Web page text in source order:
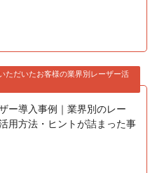
ただいたお客様の業界別レーザー活
ー導入事例｜業界別のレー
用方法・ヒントが詰まった事